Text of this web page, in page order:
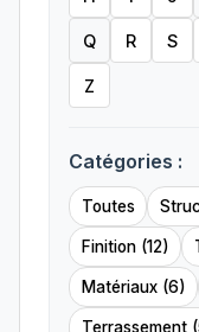
Q R S
Z
Catégories :
Toutes
Finition (12)
Matériaux (6)
Terrassement